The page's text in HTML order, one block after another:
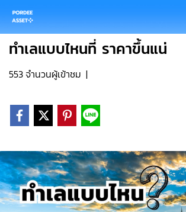
ทำเลแบบไหนที่ ราคาขึ้นแน่
553 จำนวนผู้เข้าชม |